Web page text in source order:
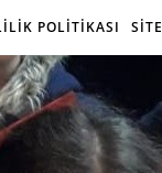
POLİTİKASI